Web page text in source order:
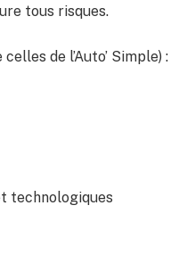
tous risques.
de l’Auto’ Simple) :
technologiques